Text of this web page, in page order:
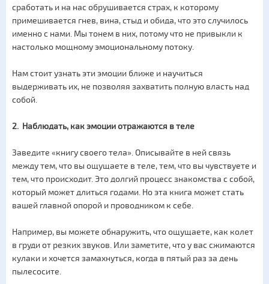
сработать и на нас обрушивается страх, к которому
примешивается гнев, вина, стыд и обида, что это случилось
именно с нами. Мы тонем в них, потому что не привыкли к
настолько мощному эмоциональному потоку.
Нам стоит узнать эти эмоции ближе и научиться
выдерживать их, не позволяя захватить полную власть над
собой.
2. Наблюдать, как эмоции отражаются в теле
Заведите «книгу своего тела». Описывайте в ней связь
между тем, что вы ощущаете в теле, тем, что вы чувствуете и
тем, что происходит. Это долгий процесс знакомства с собой,
который может длиться годами. Но эта книга может стать
вашей главной опорой и проводником к себе.
Например, вы можете обнаружить, что ощущаете, как колет
в груди от резких звуков. Или заметите, что у вас сжимаются
кулаки и хочется замахнуться, когда в пятый раз за день
пылесосите.